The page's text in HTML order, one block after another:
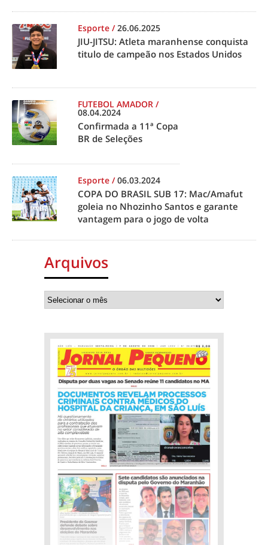
Esporte /26.06.2025
JIU-JITSU: Atleta maranhense conquista
titulo de campeão nos Estados Unidos
FUTEBOL AMADOR /
08.04.2024
Confirmada a 11ª Copa
BR de Seleções
Esporte /06.03.2024
COPA DO BRASIL SUB 17: Mac/Amafut
goleia no Nhozinho Santos e garante
vantagem para o jogo de volta
Arquivos